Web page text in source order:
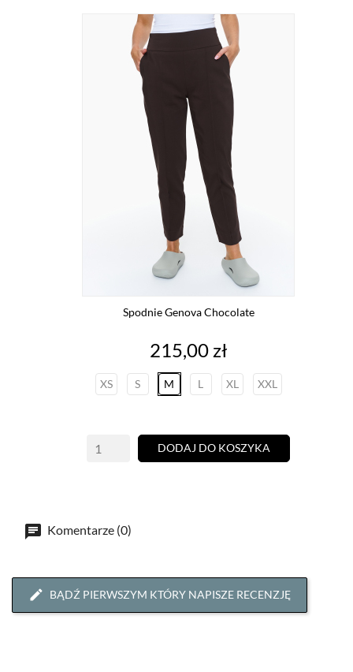
Spodnie Genova Chocolate
Cena
215,00 zł
XS S M L XL XXL
DODAJ DO KOSZYKA
Komentarze (0)
BĄDŹ PIERWSZYM KTÓRY NAPISZE RECENZJĘ